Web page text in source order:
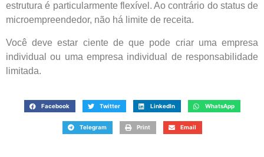
estrutura é particularmente flexível. Ao contrário do status de
microempreendedor, não há limite de receita.
Você deve estar ciente de que pode criar uma empresa
individual ou uma empresa individual de responsabilidade
limitada.
Facebook Twitter LinkedIn WhatsApp
Telegram Print Email